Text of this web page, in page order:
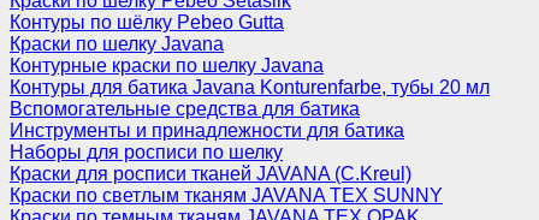
Контуры по шёлку Pebeo Gutta
Краски по шелку Javana
Контурные краски по шелку Javana
Контуры для батика Javana Konturenfarbe, тубы 20 мл
Вспомогательные средства для батика
Инструменты и принадлежности для батика
Наборы для росписи по шелку
Краски для росписи тканей JAVANA (C.Kreul)
Краски по светлым тканям JAVANA TEX SUNNY